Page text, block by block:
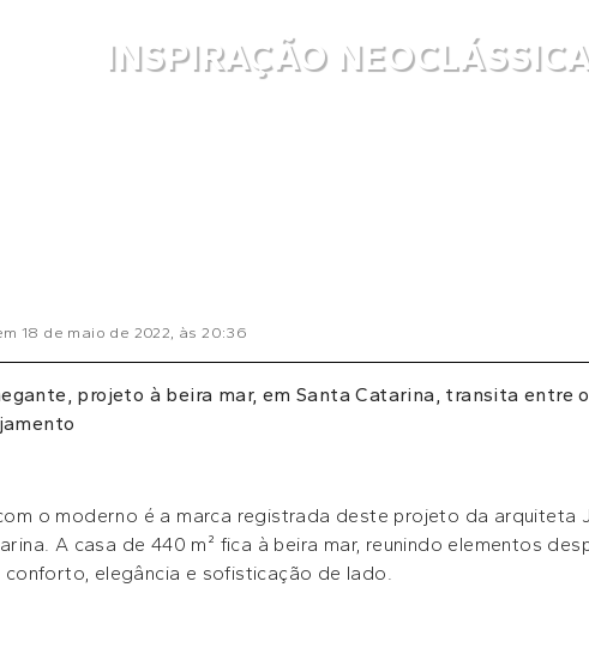
INSPIRAÇÃO
18 de maio de 2022, às 20:36
projeto à beira mar, em Santa Catarina, transita entre
o moderno é a marca registrada deste projeto da arquiteta
A casa de 440 m² fica à beira mar, reunindo elementos
conforto, elegância e sofisticação de lado.